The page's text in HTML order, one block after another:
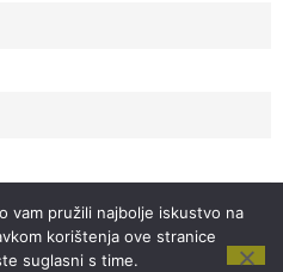
vam pružili najbolje iskustvo na
korištenja ove stranice
suglasni s time.